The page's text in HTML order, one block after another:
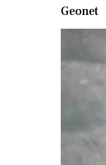
Geonet